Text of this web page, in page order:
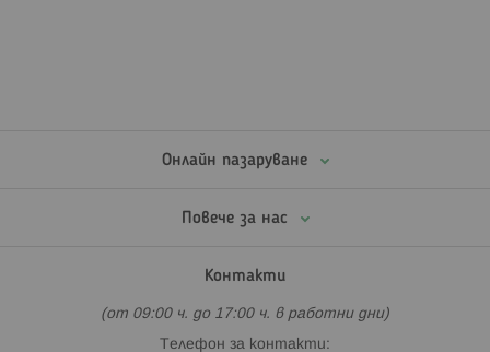
Онлайн пазаруване
Повече за нас
Контакти
(от 09:00 ч. до 17:00 ч. в работни дни)
Телефон за контакти: